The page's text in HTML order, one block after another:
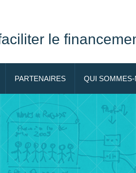
le
PARTENAIRES QUI